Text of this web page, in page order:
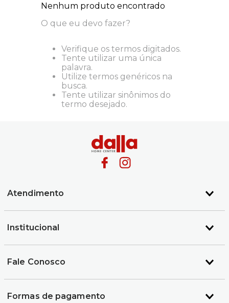
Nenhum produto encontrado
O que eu devo fazer?
Verifique os termos digitados.
Tente utilizar uma única
palavra.
Utilize termos genéricos na
busca.
Tente utilizar sinônimos do
termo desejado.
Atendimento
Institucional
Fale Conosco
Formas de pagamento